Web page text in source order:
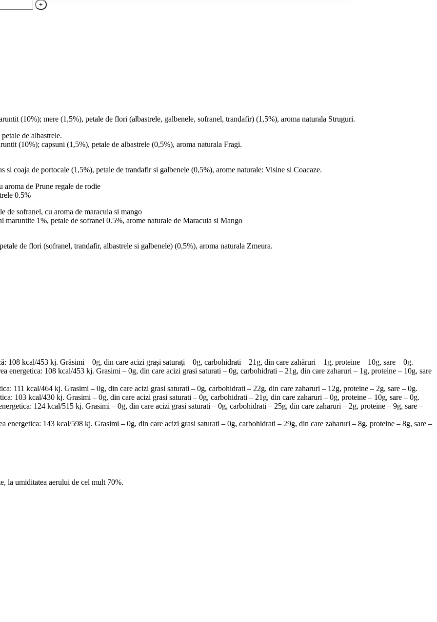
(10%); mere (1,5%), petale de flori (albastrele, galbenele, sofranel, trandafir) (1,5%), aroma naturala Struguri.
de albastrele.
(10%); capsuni (1,5%), petale de albastrele (0,5%), aroma naturala Fragi.
si coaja de portocale (1,5%), petale de trandafir si galbenele (0,5%), arome naturale: Visine si Coacaze.
aroma de Prune regale de rodie
0.5%
de sofranel, cu aroma de maracuia si mango
1%, petale de sofranel 0.5%, arome naturale de Maracuia si Mango
de flori (sofranel, trandafir, albastrele si galbenele) (0,5%), aroma naturala Zmeura.
108 kcal/453 kj. Grăsimi – 0g, din care acizi grași saturați – 0g, carbohidrati – 21g, din care zahăruri – 1g, proteine – 10g, sare – 0g.
energetica: 108 kcal/453 kj. Grasimi – 0g, din care acizi grasi saturati – 0g, carbohidrati – 21g, din care zaharuri – 1g, proteine – 10g, sare
111 kcal/464 kj. Grasimi – 0g, din care acizi grasi saturati – 0g, carbohidrati – 22g, din care zaharuri – 12g, proteine – 2g, sare – 0g.
103 kcal/430 kj. Grasimi – 0g, din care acizi grasi saturati – 0g, carbohidrati – 21g, din care zaharuri – 0g, proteine – 10g, sare – 0g.
124 kcal/515 kj. Grasimi – 0g, din care acizi grasi saturati – 0g, carbohidrati – 25g, din care zaharuri – 2g, proteine – 9g, sare –
energetica: 143 kcal/598 kj. Grasimi – 0g, din care acizi grasi saturati – 0g, carbohidrati – 29g, din care zaharuri – 8g, proteine – 8g, sare –
la umiditatea aerului de cel mult 70%.